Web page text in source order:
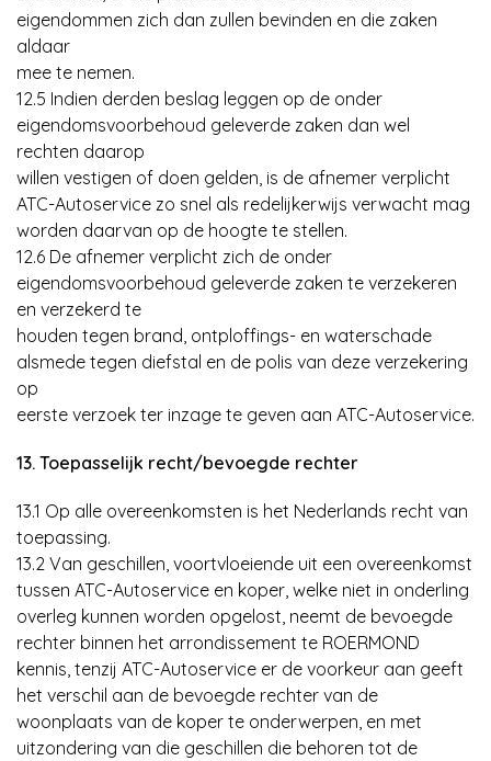
eigendommen zich dan zullen bevinden en die zaken
aldaar
mee te nemen.
12.5 Indien derden beslag leggen op de onder
eigendomsvoorbehoud geleverde zaken dan wel
rechten daarop
willen vestigen of doen gelden, is de afnemer verplicht
ATC-Autoservice zo snel als redelijkerwijs verwacht mag
worden daarvan op de hoogte te stellen.
12.6 De afnemer verplicht zich de onder
eigendomsvoorbehoud geleverde zaken te verzekeren
en verzekerd te
houden tegen brand, ontploffings- en waterschade
alsmede tegen diefstal en de polis van deze verzekering
op
eerste verzoek ter inzage te geven aan ATC-Autoservice.
13. Toepasselijk recht/bevoegde rechter
13.1 Op alle overeenkomsten is het Nederlands recht van
toepassing.
13.2 Van geschillen, voortvloeiende uit een overeenkomst
tussen ATC-Autoservice en koper, welke niet in onderling
overleg kunnen worden opgelost, neemt de bevoegde
rechter binnen het arrondissement te ROERMOND
kennis, tenzij ATC-Autoservice er de voorkeur aan geeft
het verschil aan de bevoegde rechter van de
woonplaats van de koper te onderwerpen, en met
uitzondering van die geschillen die behoren tot de